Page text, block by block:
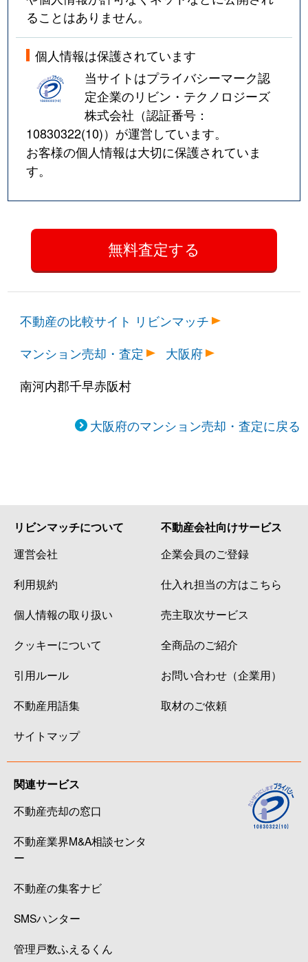
ることはありません。
個人情報は保護されています
当サイトはプライバシーマーク認
定企業のリビン・テクノロジーズ
株式会社（認証番号：
10830322(10)）が運営しています。
お客様の個人情報は大切に保護されていま
す。
不動産の比較サイト リビンマッチ
マンション売却・査定
大阪府
南河内郡千早赤阪村
大阪府のマンション売却・査定に戻る
リビンマッチについて
運営会社
利用規約
個人情報の取り扱い
クッキーについて
引用ルール
不動産用語集
サイトマップ
不動産会社向けサービス
企業会員のご登録
仕入れ担当の方はこちら
売主取次サービス
全商品のご紹介
お問い合わせ（企業用）
取材のご依頼
関連サービス
不動産売却の窓口
不動産業界M&A相談センタ
ー
不動産の集客ナビ
SMSハンター
管理戸数ふえるくん